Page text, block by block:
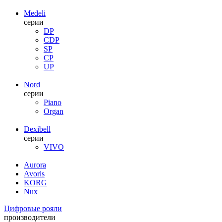
Medeli
серии
DP
CDP
SP
CP
UP
Nord
серии
Piano
Organ
Dexibell
серии
VIVO
Aurora
Avoris
KORG
Nux
Цифровые рояли
производители